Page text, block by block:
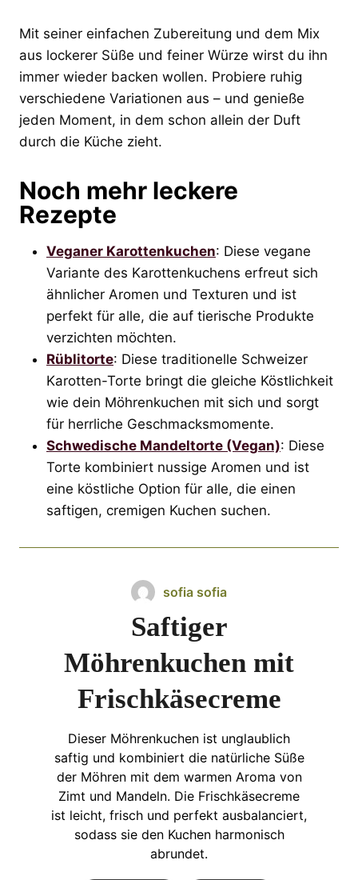
Mit seiner einfachen Zubereitung und dem Mix
aus lockerer Süße und feiner Würze wirst du ihn
immer wieder backen wollen. Probiere ruhig
verschiedene Variationen aus – und genieße
jeden Moment, in dem schon allein der Duft
durch die Küche zieht.
Noch mehr leckere
Rezepte
Veganer Karottenkuchen: Diese vegane
Variante des Karottenkuchens erfreut sich
ähnlicher Aromen und Texturen und ist
perfekt für alle, die auf tierische Produkte
verzichten möchten.
Rüblitorte: Diese traditionelle Schweizer
Karotten-Torte bringt die gleiche Köstlichkeit
wie dein Möhrenkuchen mit sich und sorgt
für herrliche Geschmacksmomente.
Schwedische Mandeltorte (Vegan): Diese
Torte kombiniert nussige Aromen und ist
eine köstliche Option für alle, die einen
saftigen, cremigen Kuchen suchen.
sofia sofia
Saftiger
Möhrenkuchen mit
Frischkäsecreme
Dieser Möhrenkuchen ist unglaublich
saftig und kombiniert die natürliche Süße
der Möhren mit dem warmen Aroma von
Zimt und Mandeln. Die Frischkäsecreme
ist leicht, frisch und perfekt ausbalanciert,
sodass sie den Kuchen harmonisch
abrundet.